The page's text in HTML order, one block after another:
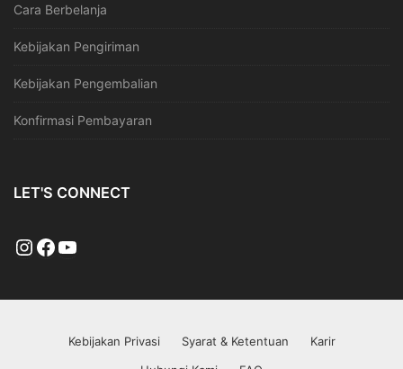
Cara Berbelanja
Kebijakan Pengiriman
Kebijakan Pengembalian
Konfirmasi Pembayaran
LET'S CONNECT
Kebijakan Privasi Syarat & Ketentuan
Karir